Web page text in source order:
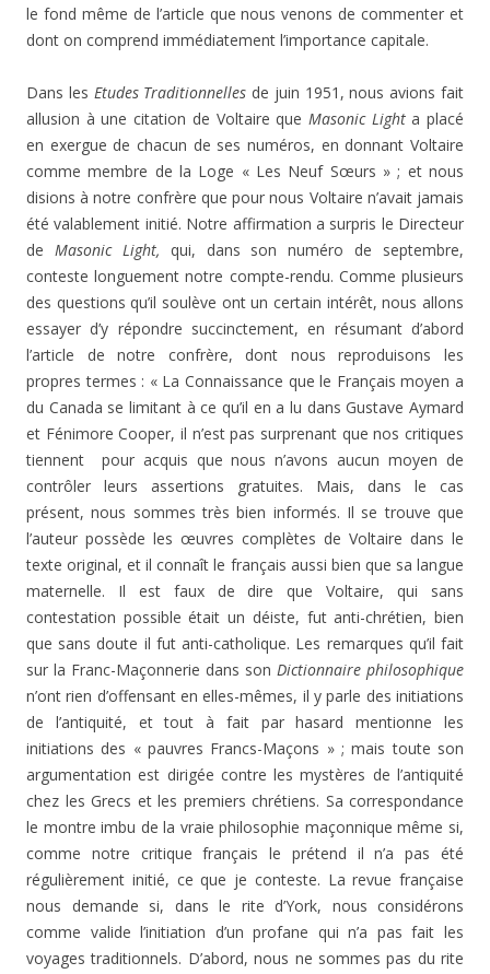
le fond même de l’article que nous venons de commenter et
dont on comprend immédiatement l’importance capitale.
Dans les Etudes Traditionnelles de juin 1951, nous avions fait
allusion à une citation de Voltaire que Masonic Lighta placé
en exergue de chacun de ses numéros, en donnant Voltaire
comme membre de la Loge « Les Neuf Sœurs » ; et nous
disions à notre confrère que pour nous Voltaire n’avait jamais
été valablement initié. Notre affirmation a surpris le Directeur
de Masonic Light, qui, dans son numéro de septembre,
conteste longuement notre compte-rendu. Comme plusieurs
des questions qu’il soulève ont un certain intérêt, nous allons
essayer d’y répondre succinctement, en résumant d’abord
l’article de notre confrère, dont nous reproduisons les
propres termes : « La Connaissance que le Français moyen a
du Canada se limitant à ce qu’il en a lu dans Gustave Aymard
et Fénimore Cooper, il n’est pas surprenant que nos critiques
tiennent pour acquis que nous n’avons aucun moyen de
contrôler leurs assertions gratuites. Mais, dans le cas
présent, nous sommes très bien informés. Il se trouve que
l’auteur possède les œuvres complètes de Voltaire dans le
texte original, et il connaît le français aussi bien que sa langue
maternelle. Il est faux de dire que Voltaire, qui sans
contestation possible était un déiste, fut anti-chrétien, bien
que sans doute il fut anti-catholique. Les remarques qu’il fait
sur la Franc-Maçonnerie dans son Dictionnaire philosophique
n’ont rien d’offensant en elles-mêmes, il y parle des initiations
de l’antiquité, et tout à fait par hasard mentionne les
initiations des « pauvres Francs-Maçons » ; mais toute son
argumentation est dirigée contre les mystères de l’antiquité
chez les Grecs et les premiers chrétiens. Sa correspondance
le montre imbu de la vraie philosophie maçonnique même si,
comme notre critique français le prétend il n’a pas été
régulièrement initié, ce que je conteste. La revue française
nous demande si, dans le rite d’York, nous considérons
comme valide l’initiation d’un profane qui n’a pas fait les
voyages traditionnels. D’abord, nous ne sommes pas du rite